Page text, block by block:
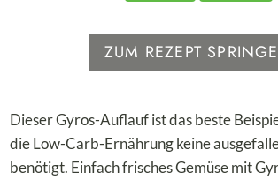
ZUM REZEPT
Dieser Gyros-Auflauf ist das beste
die Low-Carb-Ernährung keine
benötigt. Einfach frisches Gemüse mit